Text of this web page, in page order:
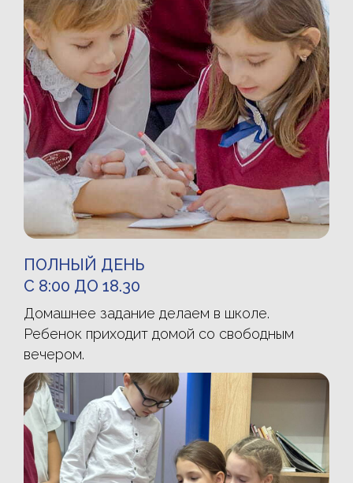
ПОЛНЫЙ ДЕНЬ
С 8:00 ДО 18.30
Домашнее задание делаем в школе.
Ребенок приходит домой со свободным
вечером.